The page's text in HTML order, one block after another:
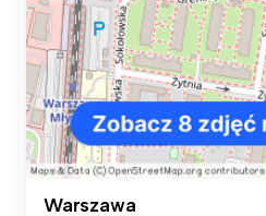
Warszawa